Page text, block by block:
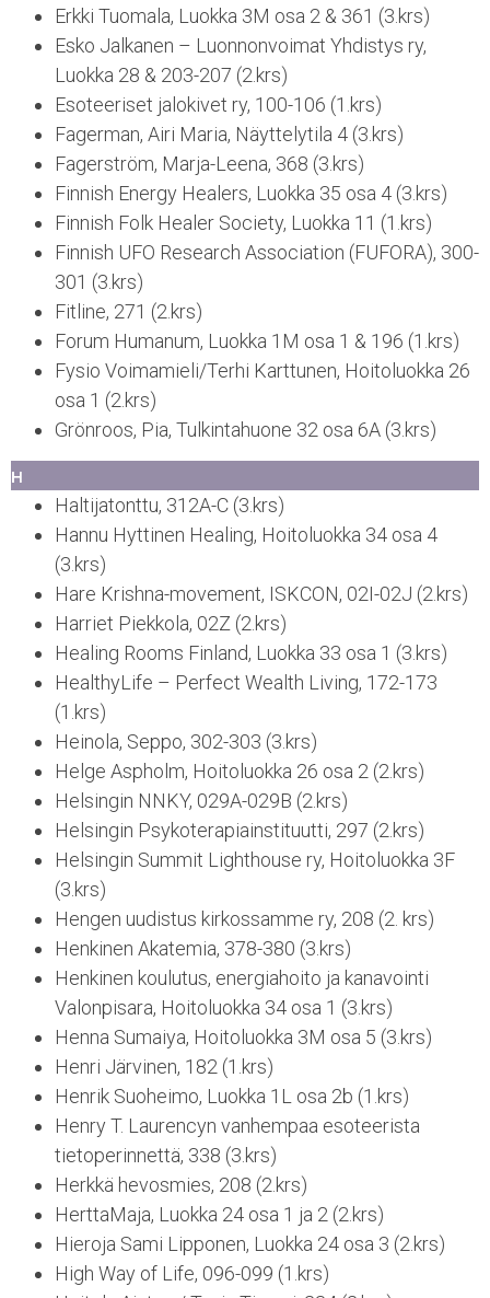
Erkki Tuomala, Luokka 3M osa 2 & 361 (3.krs)
Esko Jalkanen – Luonnonvoimat Yhdistys ry,
Luokka 28 & 203-207 (2.krs)
Esoteeriset jalokivet ry, 100-106 (1.krs)
Fagerman, Airi Maria, Näyttelytila 4 (3.krs)
Fagerström, Marja-Leena, 368 (3.krs)
Finnish Energy Healers, Luokka 35 osa 4 (3.krs)
Finnish Folk Healer Society, Luokka 11 (1.krs)
Finnish UFO Research Association (FUFORA), 300-
301 (3.krs)
Fitline, 271 (2.krs)
Forum Humanum, Luokka 1M osa 1 & 196 (1.krs)
Fysio Voimamieli/Terhi Karttunen, Hoitoluokka 26
osa 1 (2.krs)
Grönroos, Pia, Tulkintahuone 32 osa 6A (3.krs)
H
Haltijatonttu, 312A-C (3.krs)
Hannu Hyttinen Healing, Hoitoluokka 34 osa 4
(3.krs)
Hare Krishna-movement, ISKCON, 02I-02J (2.krs)
Harriet Piekkola, 02Z (2.krs)
Healing Rooms Finland, Luokka 33 osa 1 (3.krs)
HealthyLife – Perfect Wealth Living, 172-173
(1.krs)
Heinola, Seppo, 302-303 (3.krs)
Helge Aspholm, Hoitoluokka 26 osa 2 (2.krs)
Helsingin NNKY, 029A-029B (2.krs)
Helsingin Psykoterapiainstituutti, 297 (2.krs)
Helsingin Summit Lighthouse ry, Hoitoluokka 3F
(3.krs)
Hengen uudistus kirkossamme ry, 208 (2. krs)
Henkinen Akatemia, 378-380 (3.krs)
Henkinen koulutus, energiahoito ja kanavointi
Valonpisara, Hoitoluokka 34 osa 1 (3.krs)
Henna Sumaiya, Hoitoluokka 3M osa 5 (3.krs)
Henri Järvinen, 182 (1.krs)
Henrik Suoheimo, Luokka 1L osa 2b (1.krs)
Henry T. Laurencyn vanhempaa esoteerista
tietoperinnettä, 338 (3.krs)
Herkkä hevosmies, 208 (2.krs)
HerttaMaja, Luokka 24 osa 1 ja 2 (2.krs)
Hieroja Sami Lipponen, Luokka 24 osa 3 (2.krs)
High Way of Life, 096-099 (1.krs)